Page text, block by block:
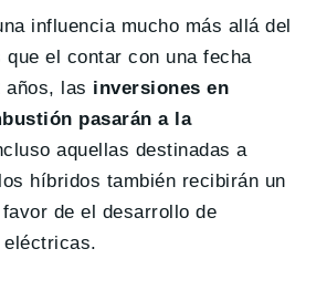
influencia mucho más allá del
que el contar con una fecha
años, las inversiones en
pasarán a la
aquellas destinadas a
híbridos también recibirán un
de el desarrollo de
eléctricas.